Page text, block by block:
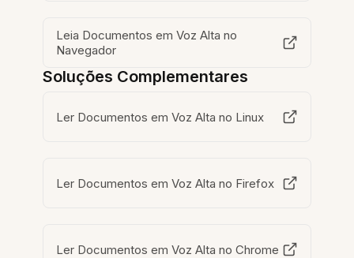
Leia Documentos em Voz Alta no
Navegador
Soluções Complementares
Ler Documentos em Voz Alta no Linux
Ler Documentos em Voz Alta no Firefox
Ler Documentos em Voz Alta no Chrome